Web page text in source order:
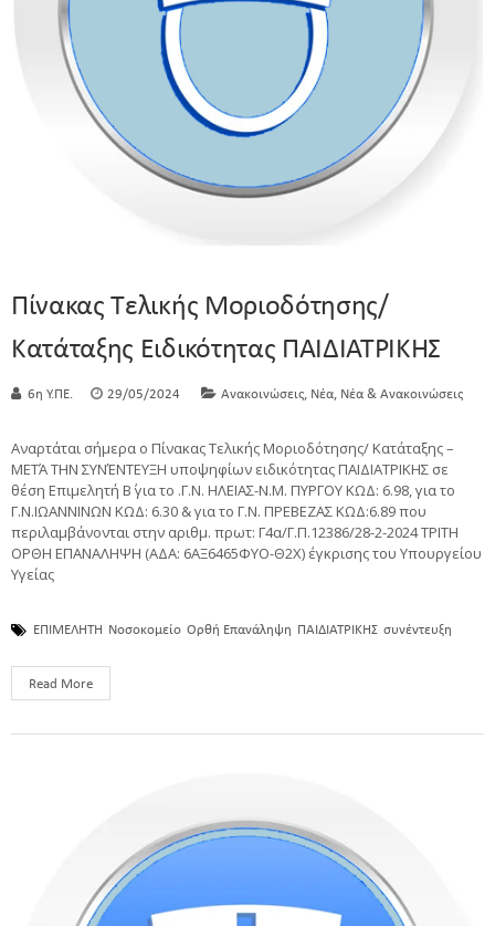
Πίνακας Τελικής Μοριοδότησης/
Κατάταξης Ειδικότητας ΠΑΙΔΙΑΤΡΙΚΗΣ
6η Υ.ΠΕ. 29/05/2024 Ανακοινώσεις, Νέα, Νέα & Ανακοινώσεις
Αναρτάται σήμερα ο Πίνακας Τελικής Μοριοδότησης/ Κατάταξης –
ΜΕΤΆ ΤΗΝ ΣΥΝΈΝΤΕΥΞΗ υποψηφίων ειδικότητας ΠΑΙΔΙΑΤΡΙΚΗΣ σε
θέση Επιμελητή Β΄ για το .Γ.Ν. ΗΛΕΙΑΣ-Ν.Μ. ΠΥΡΓΟΥ ΚΩΔ: 6.98, για το
Γ.Ν.ΙΩΑΝΝΙΝΩΝ ΚΩΔ: 6.30 & για το Γ.Ν. ΠΡΕΒΕΖΑΣ ΚΩΔ:6.89 που
περιλαμβάνονται στην αριθμ. πρωτ: Γ4α/Γ.Π.12386/28-2-2024 ΤΡΙΤΗ
ΟΡΘΗ ΕΠΑΝΑΛΗΨΗ (ΑΔΑ: 6ΑΞ6465ΦΥΟ-Θ2Χ) έγκρισης του Υπουργείου
Υγείας
ΕΠΙΜΕΛΗΤΗ Νοσοκομείο Ορθή Επανάληψη ΠΑΙΔΙΑΤΡΙΚΗΣ συνέντευξη
Read More